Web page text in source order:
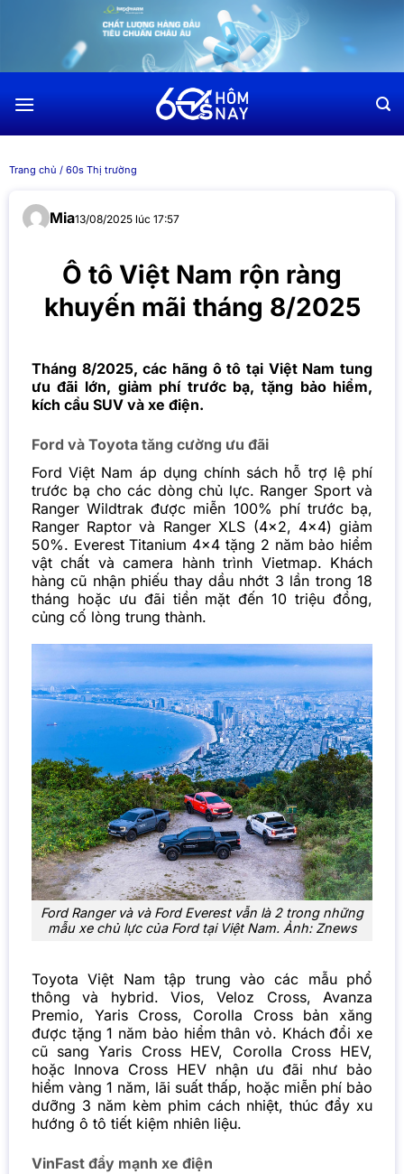
dung
Trang chủ / 60s Thị trường
Mia13/08/2025 lúc 17:57
Ô tô Việt Nam rộn ràng
khuyến mãi tháng 8/2025
Tháng 8/2025, các hãng ô tô tại Việt Nam tung
ưu đãi lớn, giảm phí trước bạ, tặng bảo hiểm,
kích cầu SUV và xe điện.
Ford và Toyota tăng cường ưu đãi
Ford Việt Nam áp dụng chính sách hỗ trợ lệ phí
trước bạ cho các dòng chủ lực. Ranger Sport và
Ranger Wildtrak được miễn 100% phí trước bạ,
Ranger Raptor và Ranger XLS (4×2, 4×4) giảm
50%. Everest Titanium 4×4 tặng 2 năm bảo hiểm
vật chất và camera hành trình Vietmap. Khách
hàng cũ nhận phiếu thay dầu nhớt 3 lần trong 18
tháng hoặc ưu đãi tiền mặt đến 10 triệu đồng,
củng cố lòng trung thành.
Ford Ranger và và Ford Everest vẫn là 2 trong những
mẫu xe chủ lực của Ford tại Việt Nam. Ảnh: Znews
Toyota Việt Nam tập trung vào các mẫu phổ
thông và hybrid. Vios, Veloz Cross, Avanza
Premio, Yaris Cross, Corolla Cross bản xăng
được tặng 1 năm bảo hiểm thân vỏ. Khách đổi xe
cũ sang Yaris Cross HEV, Corolla Cross HEV,
hoặc Innova Cross HEV nhận ưu đãi như bảo
hiểm vàng 1 năm, lãi suất thấp, hoặc miễn phí bảo
dưỡng 3 năm kèm phim cách nhiệt, thúc đẩy xu
hướng ô tô tiết kiệm nhiên liệu.
VinFast đẩy mạnh xe điện